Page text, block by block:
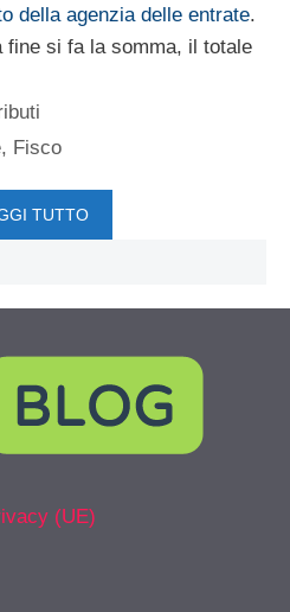
della agenzia delle entrate.
si fa la somma, il totale
, Fisco
TUTTO
(UE)